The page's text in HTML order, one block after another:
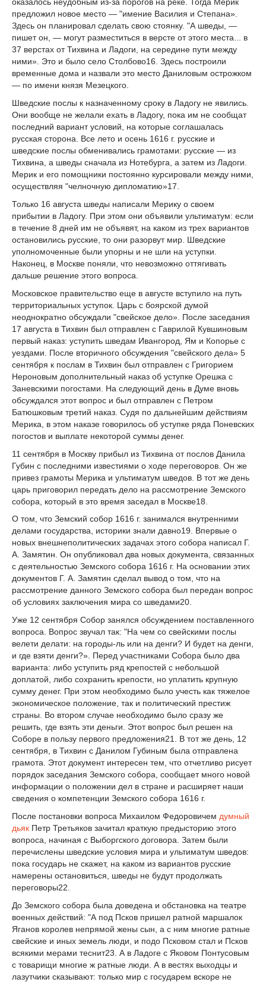
оказалось неудобным из-за порогов на реке. Тогда Мерик
предложил новое место — "имение Василия и Степана».
Здесь он планировал сделать свою стоян­ку. "А шведы, —
пишет он, — могут разместиться в версте от этого места... в
37 верс­тах от Тихвина и Ладоги, на середине пути между
ними». Это и было село Столбово16. Здесь построили
временные дома и назвали это место Даниловым острожком
— по име­ни князя Мезецкого.
Шведские послы к назначенному сроку в Ладогу не явились.
Они вообще не желали ехать в Ладогу, пока им не сообщат
последний вариант условий, на которые соглаша­лась
русская сторона. Все лето и осень 1616 г. русские и
шведские послы обменивались грамотами: русские — из
Тихвина, а шведы сначала из Нотебурга, а затем из Ладоги.
Мерик и его помощники постоянно курсировали между ними,
осуществляя "челночную дипломатию»17
Только 16 августа шведы написали Мерику о своем
прибытии в Ладогу. При этом они объявили ультиматум: если
в течение 8 дней им не объявят, на каком из трех вариантов
остановились русские, то они разорвут мир. Шведские
уполномоченные были упорны и не шли на уступки.
Наконец, в Москве поняли, что невозможно оттягивать
дальше ре­шение этого вопроса.
Московское правительство еще в августе вступило на путь
территориальных уступок. Царь с боярской думой
неоднократно обсуждали "свейское дело». После заседания
17 ав­густа в Тихвин был отправлен с Гаврилой Кувшиновым
первый наказ: уступить шведам Ивангород, Ям и Копорье с
уездами. После вторичного обсуждения "свейского дела» 5
сентября к послам в Тихвин был отправлен с Григорием
Нероновым дополнительный наказ об уступке Орешка с
Заневскими погостами. На следующий день в Думе вновь
обсуждался этот вопрос и был отправлен с Петром
Батюшковым третий наказ. Судя по дальнейшим действиям
Мерика, в этом наказе говорилось об уступке ряда Поневских
погостов и выплате некоторой суммы денег.
11 сентября в Москву прибыл из Тихвина от послов Данила
Губин с последними из­вестиями о ходе переговоров. Он же
привез грамоты Мерика и ультиматум шведов. В тот же день
царь приговорил передать дело на рассмотрение Земского
собора, который в это время заседал в Москве18
О том, что Земский собор 1616 г. занимался внутренними
делами государства, исто­рики знали давно19. Впервые о
новых внешнеполитических задачах этого собора напи­сал Г.
А. Замятин. Он опубликовал два новых документа, связанных
с деятельностью Земского собора 1616 г. На основании этих
документов Г. А. Замятин сделал вывод о том, что на
рассмотрение данного Земского собора был передан вопрос
об условиях заклю­чения мира со шведами20.
Уже 12 сентября Собор занялся обсуждением поставленного
вопроса. Вопрос зву­чал так: "На чем со свейскими послы
велети делати: на городы-ль или на денги? И бу­дет на денги,
и где взяти денги?». Перед участниками Собора было два
варианта: либо уступить ряд крепостей с небольшой
доплатой, либо сохранить крепости, но уплатить крупную
сумму денег. При этом необходимо было учесть как тяжелое
экономическое положение, так и политический престиж
страны. Во втором случае необходимо было сразу же
решить, где взять эти деньги. Этот вопрос был решен на
Соборе в пользу пер­вого предложения21
. В тот же день, 12
сентября, в Тихвин с Данилом Губиным была отправлена
грамота. Этот документ интересен тем, что отчетливо рисует
порядок засе­дания Земского собора, сообщает много новой
информации о положении дел в стране и расширяет наши
сведения о компетенции Земского собора 1616 г.
После постановки вопроса Михаилом Федоровичем думный
дьяк Петр Третьяков зачитал краткую предысторию этого
вопроса, начиная с Выборгского договора. Затем были
перечислены шведские условия мира и ультиматум шведов:
пока государь не ска­жет, на каком из вариантов русские
намерены остановиться, шведы не будут продолжать
переговоры22
До Земского собора была доведена и обстановка на театре
военных действий: "А под Псков пришел ратной маршалок
Яганов королев непрямой жены сын, а с ним многие ратные
свейские и иных земель люди, и подо Псковом стал и Псков
всякими мерами тес­нит23 . А в Ладоге с Яковом Понтусовым
с товарищи многие ж ратные люди. А в вестях выходцы и
лазутчики сказывают: только мир с государем вскоре не